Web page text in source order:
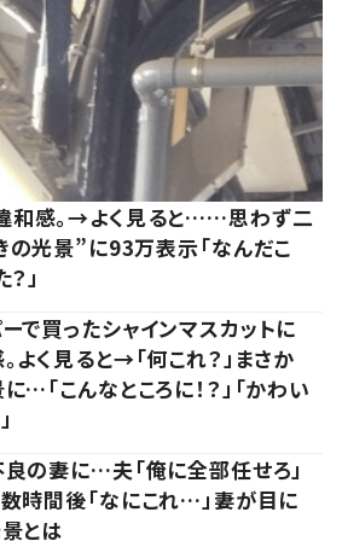
和感。→よく見ると……思わず二
の光景”に93万表示「なんだこ
」
で買ったシャインマスカットに
よく見ると→「何これ？」まさか
…「こんなところに！？」「かわい
の妻に…夫「俺に全部任せろ」
時間後「なにこれ…」妻が目に
とは